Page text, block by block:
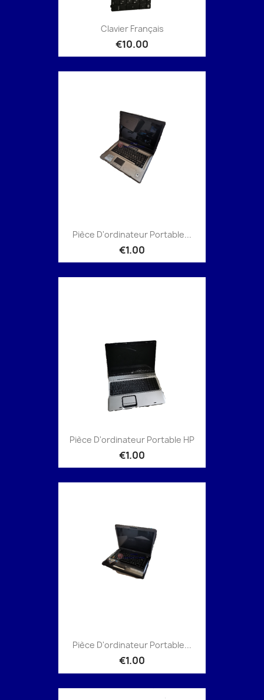
Clavier Français
€10.00
Pièce D'ordinateur Portable...
€1.00
Pièce D'ordinateur Portable HP
€1.00
Pièce D'ordinateur Portable...
€1.00